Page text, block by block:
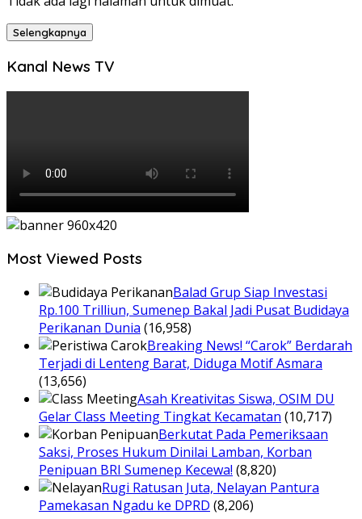
Selengkapnya
Kanal News TV
Most Viewed Posts
Balad Grup Siap Investasi
Rp.100 Trilliun, Sumenep Bakal Jadi Pusat Budidaya
Perikanan Dunia (16,958)
Breaking News! “Carok” Berdarah
Terjadi di Lenteng Barat, Diduga Motif Asmara
(13,656)
Asah Kreativitas Siswa, OSIM DU
Gelar Class Meeting Tingkat Kecamatan (10,717)
Berkutat Pada Pemeriksaan
Saksi, Proses Hukum Dinilai Lamban, Korban
Penipuan BRI Sumenep Kecewa! (8,820)
Rugi Ratusan Juta, Nelayan Pantura
Pamekasan Ngadu ke DPRD (8,206)